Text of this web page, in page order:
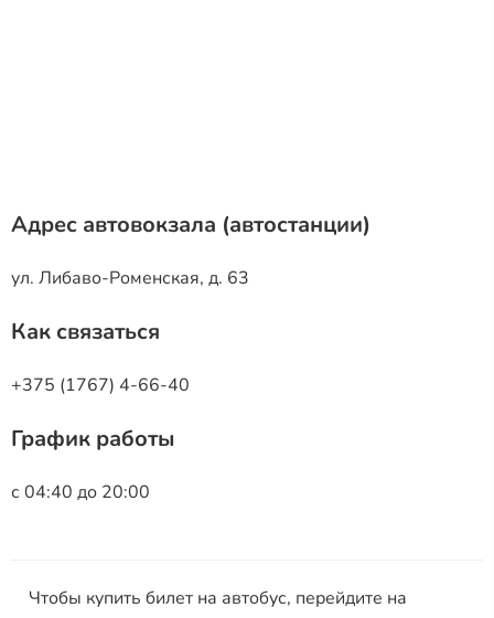
Адрес автовокзала (автостанции)
ул. Либаво-Роменская, д. 63
Как связаться
+375 (1767) 4-66-40
График работы
с 04:40 до 20:00
Чтобы купить билет на автобус, перейдите на